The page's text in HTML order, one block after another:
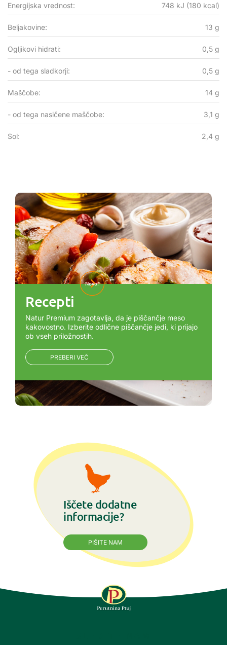
Energijska vrednost: 748 kJ (180 kcal)
Beljakovine: 13 g
Ogljikovi hidrati: 0,5 g
- od tega sladkorji: 0,5 g
Maščobe: 14 g
- od tega nasičene maščobe: 3,1 g
Sol: 2,4 g
Recepti
Novo!
Natur Premium zagotavlja, da je piščančje meso
kakovostno. Izberite odlične piščančje jedi, ki prijajo
ob vseh priložnostih.
PREBERI VEČ
Iščete dodatne
informacije?
PIŠITE NAM